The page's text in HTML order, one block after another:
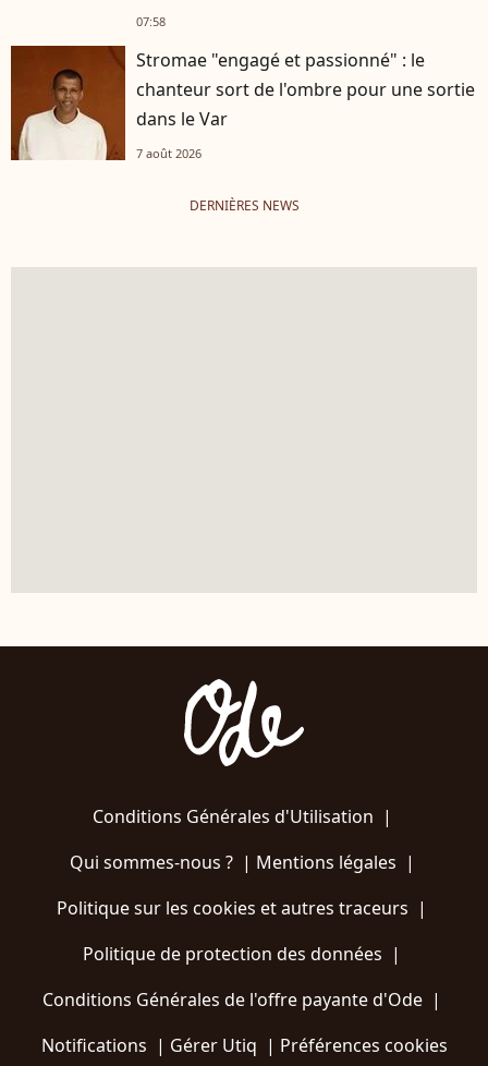
07:58
Stromae "engagé et passionné" : le
chanteur sort de l'ombre pour une sortie
dans le Var
7 août 2026
DERNIÈRES NEWS
Conditions Générales d'Utilisation |
Qui sommes-nous ?| Mentions légales |
Politique sur les cookies et autres traceurs |
Politique de protection des données |
Conditions Générales de l'offre payante d'Ode |
Notifications | Gérer Utiq | Préférences cookies